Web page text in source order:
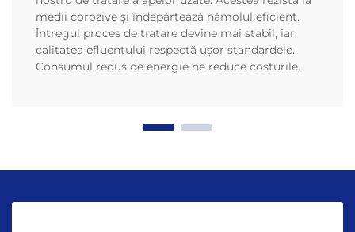
medii corozive și îndepărtează nămolul eficient.
Întregul proces de tratare devine mai stabil, iar
calitatea efluentului respectă ușor standardele.
Consumul redus de energie ne reduce costurile.